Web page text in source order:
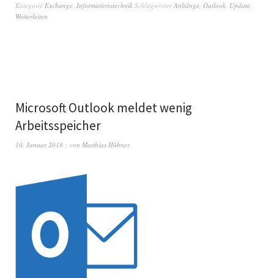
Kategorie Exchange, Informationstechnik SchlagwörterAnhänge, Outlook, Update,
Weiterleiten
Microsoft Outlook meldet wenig
Arbeitsspeicher
10. Januar 2018 von Matthias Hübner